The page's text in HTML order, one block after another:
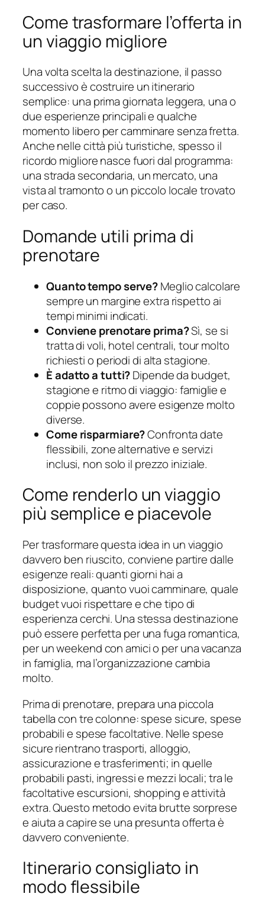
Come trasformare l’offerta in
un viaggio migliore
Una volta scelta la destinazione, il passo
successivo è costruire un itinerario
semplice: una prima giornata leggera, una o
due esperienze principali e qualche
momento libero per camminare senza fretta.
Anche nelle città più turistiche, spesso il
ricordo migliore nasce fuori dal programma:
una strada secondaria, un mercato, una
vista al tramonto o un piccolo locale trovato
per caso.
Domande utili prima di
prenotare
Quanto tempo serve?Meglio calcolare
sempre un margine extra rispetto ai
tempi minimi indicati.
Conviene prenotare prima?Sì, se si
tratta di voli, hotel centrali, tour molto
richiesti o periodi di alta stagione.
È adatto a tutti?Dipende da budget,
stagione e ritmo di viaggio: famiglie e
coppie possono avere esigenze molto
diverse.
Come risparmiare?Confronta date
flessibili, zone alternative e servizi
inclusi, non solo il prezzo iniziale.
Come renderlo un viaggio
più semplice e piacevole
Per trasformare questa idea in un viaggio
davvero ben riuscito, conviene partire dalle
esigenze reali: quanti giorni hai a
disposizione, quanto vuoi camminare, quale
budget vuoi rispettare e che tipo di
esperienza cerchi. Una stessa destinazione
può essere perfetta per una fuga romantica,
per un weekend con amici o per una vacanza
in famiglia, ma l’organizzazione cambia
molto.
Prima di prenotare, prepara una piccola
tabella con tre colonne: spese sicure, spese
probabili e spese facoltative. Nelle spese
sicure rientrano trasporti, alloggio,
assicurazione e trasferimenti; in quelle
probabili pasti, ingressi e mezzi locali; tra le
facoltative escursioni, shopping e attività
extra. Questo metodo evita brutte sorprese
e aiuta a capire se una presunta offerta è
davvero conveniente.
Itinerario consigliato in
modo flessibile